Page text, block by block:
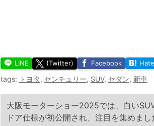
LINE (Twitter) Facebook
tags: トヨタ, センチュリー, SUV, セダン, 新車
大阪モーターショー2025では、白い
ドア仕様が初公開され、注目を集めまし